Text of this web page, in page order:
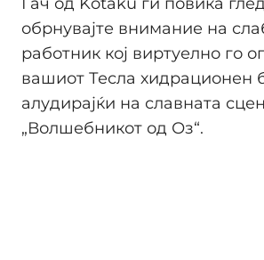
обрнувајте внимание на
работник кој виртуелно го
вашиот Тесла хидрационен
алудирајќи на славната
„Волшебникот од Оз“.